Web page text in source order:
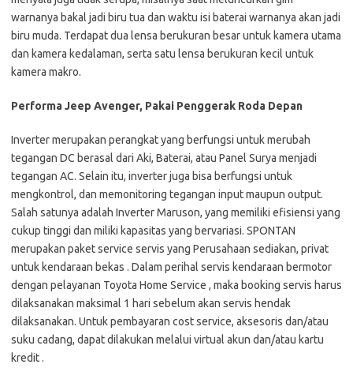
warnanya bakal jadi biru tua dan waktu isi baterai warnanya akan jadi
biru muda. Terdapat dua lensa berukuran besar untuk kamera utama
dan kamera kedalaman, serta satu lensa berukuran kecil untuk
kamera makro.
Performa Jeep Avenger, Pakai Penggerak Roda Depan
Inverter merupakan perangkat yang berfungsi untuk merubah
tegangan DC berasal dari Aki, Baterai, atau Panel Surya menjadi
tegangan AC. Selain itu, inverter juga bisa berfungsi untuk
mengkontrol, dan memonitoring tegangan input maupun output.
Salah satunya adalah Inverter Maruson, yang memiliki efisiensi yang
cukup tinggi dan miliki kapasitas yang bervariasi. SPONTAN
merupakan paket service servis yang Perusahaan sediakan, privat
untuk kendaraan bekas . Dalam perihal servis kendaraan bermotor
dengan pelayanan Toyota Home Service , maka booking servis harus
dilaksanakan maksimal 1 hari sebelum akan servis hendak
dilaksanakan. Untuk pembayaran cost service, aksesoris dan/atau
suku cadang, dapat dilakukan melalui virtual akun dan/atau kartu
kredit .